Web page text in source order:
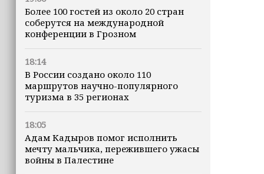
Более 100 гостей из около 20 стран
соберутся на международной
конференции в Грозном
18:14
В России создано около 110
маршрутов научно-популярного
туризма в 35 регионах
18:05
Адам Кадыров помог исполнить
мечту мальчика, пережившего ужасы
войны в Палестине